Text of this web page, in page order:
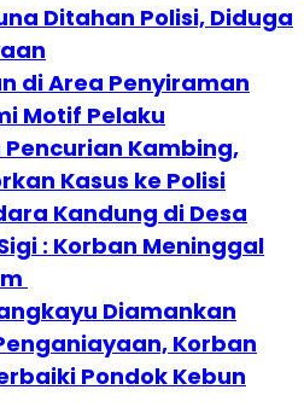
Ditahan Polisi, Diduga
di Area Penyiraman
Motif Pelaku
Kambing,
Kasus ke Polisi
Kandung di Desa
: Korban Meninggal
Diamankan
Korban
Pondok Kebun